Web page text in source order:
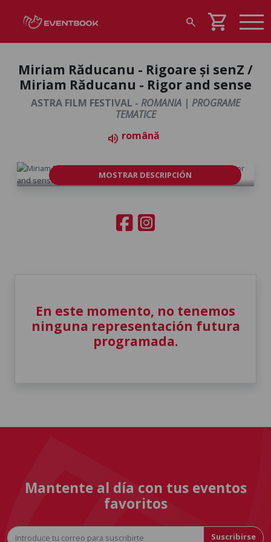
search shopping_cart
Miriam Răducanu - Rigoare și senZ /
Miriam Răducanu - Rigor and sense
ASTRA FILM FESTIVAL - ROMANIA | PROGRAME
TEMATICE
volume_up română
MOSTRAR DESCRIPCIÓN
En este momento, no tenemos
ninguna representación futura
programada.
Mantente al día con tus eventos
favoritos
Suscribirse